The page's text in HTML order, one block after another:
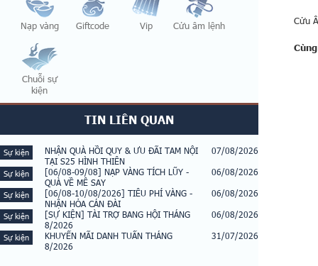
Nạp vàng Giftcode Vip Cửu âm lệnh
Chuỗi sự
kiện
TIN LIÊN QUAN
Sự kiện
NHẬN QUÀ HỒI QUY & ƯU ĐÃI TAM NỘI
TẠI S25 HÌNH THIÊN
07/08/2026
Sự kiện
[06/08-09/08] NẠP VÀNG TÍCH LŨY -
QUÀ VỀ MÊ SAY
06/08/2026
Sự kiện
[06/08-10/08/2026] TIÊU PHÍ VÀNG -
NHẬN HỎA CÁN ĐÀI
06/08/2026
Sự kiện
[SỰ KIỆN] TÀI TRỢ BANG HỘI THÁNG
8/2026
06/08/2026
Sự kiện
KHUYẾN MÃI DANH TUẤN THÁNG
8/2026
31/07/2026
Cửu